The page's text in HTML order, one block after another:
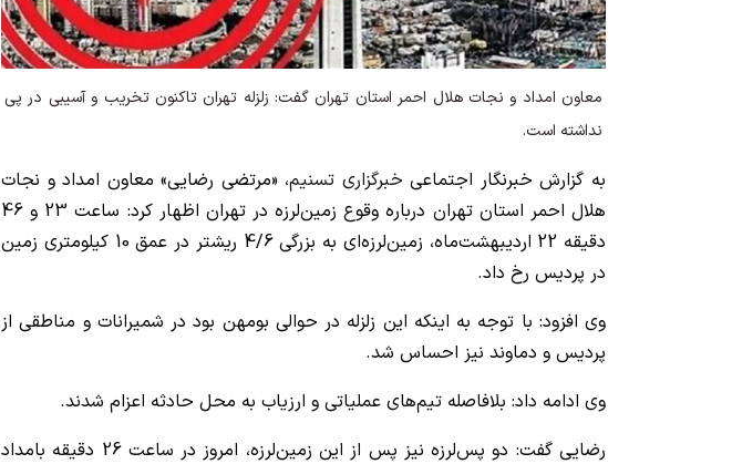
معاون امداد و نجات هلال احمر استان تهران گفت: زلزله تهران تاکنون تخریب و آسیبی در پی
نداشته است.
به گزارش خبرنگار اجتماعی خبرگزاری تسنیم، «مرتضی رضایی» معاون امداد و نجات
هلال احمر استان تهران درباره وقوع زمین‌لرزه در تهران اظهار کرد: ساعت 23 و 46
دقیقه 22 اردیبهشت‌ماه، زمین‌لرزه‌ای به بزرگی 4/6 ریشتر در عمق 10 کیلومتری زمین
در پردیس رخ داد.
وی افزود: با توجه به اینکه این زلزله در حوالی بومهن بود در شمیرانات و مناطقی از
پردیس و دماوند نیز احساس شد.
وی ادامه داد: بلافاصله تیم‌های عملیاتی و ارزیاب به محل حادثه اعزام شدند.
رضایی گفت: دو پس‌لرزه نیز پس از این زمین‌لرزه، امروز در ساعت 26 دقیقه بامداد